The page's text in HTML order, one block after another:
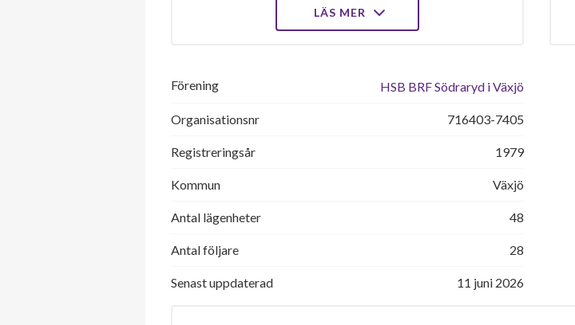
LÄS MER
Förening HSB BRF Södraryd i Växjö
Organisationsnr 716403-7405
Registreringsår 1979
Kommun Växjö
Antal lägenheter 48
Antal följare 28
Senast uppdaterad 11 juni 2026